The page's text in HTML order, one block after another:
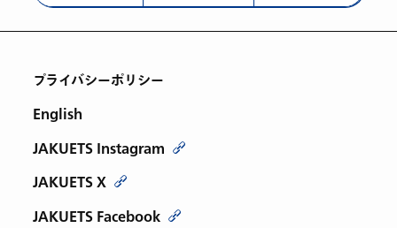
プライバシーポリシー
English
JAKUETS Instagram
JAKUETS X
JAKUETS Facebook